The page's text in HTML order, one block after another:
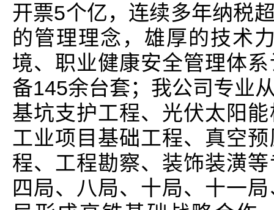
开票5个亿，连续多年纳税
的管理理念，雄厚的技术
境、职业健康安全管理体
备145余台套；我公司专业
基坑支护工程、光伏太阳
工业项目基础工程、真空
程、工程勘察、装饰装潢
四局、八局、十局、十一